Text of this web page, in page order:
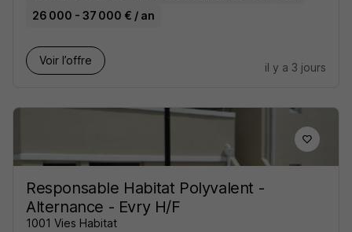
26 000 - 37 000 € / an
Voir l’offre
il y a 3 jours
Responsable Habitat Polyvalent -
Alternance - Evry H/F
1001 Vies Habitat